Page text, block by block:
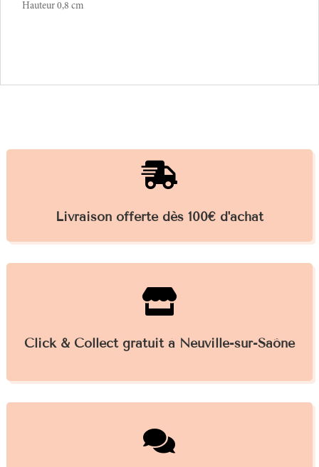
Hauteur 0,8 cm

Livraison offerte dès 100€ d'achat

Click & Collect gratuit à Neuville-sur-Saône
